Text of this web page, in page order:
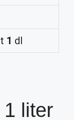
1 dl
liter